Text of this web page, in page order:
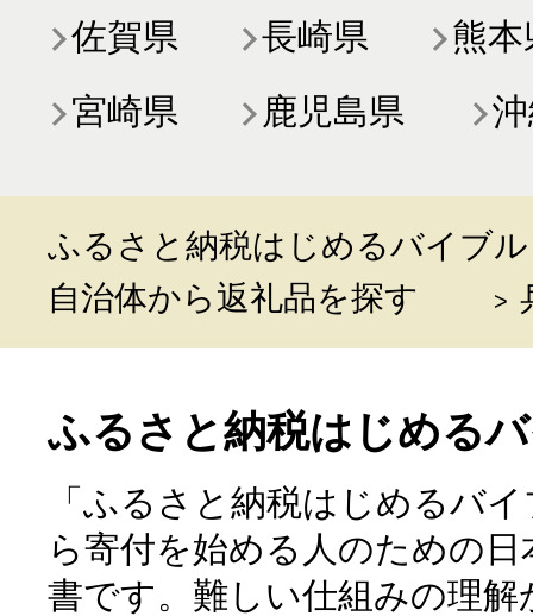
佐賀県
長崎県
熊本
宮崎県
鹿児島県
ふるさと納税はじめるバイブル
自治体から返礼品を探す
ふるさと納税はじめる
「ふるさと納税はじめるバ
ら寄付を始める人のための
書です。難しい仕組みの理